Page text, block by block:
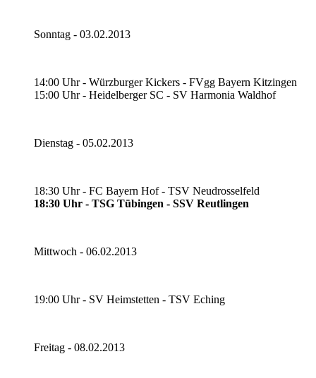
Sonntag - 03.02.2013
14:00 Uhr - Würzburger Kickers - FVgg Bayern Kitzingen
15:00 Uhr - Heidelberger SC - SV Harmonia Waldhof
Dienstag - 05.02.2013
18:30 Uhr - FC Bayern Hof - TSV Neudrosselfeld
18:30 Uhr - TSG Tübingen - SSV Reutlingen
Mittwoch - 06.02.2013
19:00 Uhr - SV Heimstetten - TSV Eching
Freitag - 08.02.2013